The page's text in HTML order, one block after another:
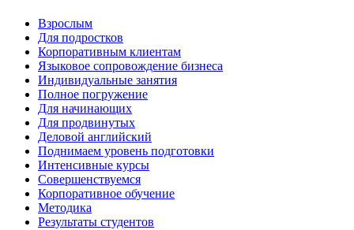
Взрослым
Для подростков
Корпоративным клиентам
Языковое сопровождение бизнеса
Индивидуальные занятия
Полное погружение
Для начинающих
Для продвинутых
Деловой английский
Поднимаем уровень подготовки
Интенсивные курсы
Совершенствуемся
Корпоративное обучение
Методика
Результаты студентов